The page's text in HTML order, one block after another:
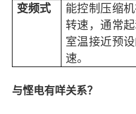
变频式
能控制压缩
转速，通常
室温接近预
速。
与悭电有咩关系？